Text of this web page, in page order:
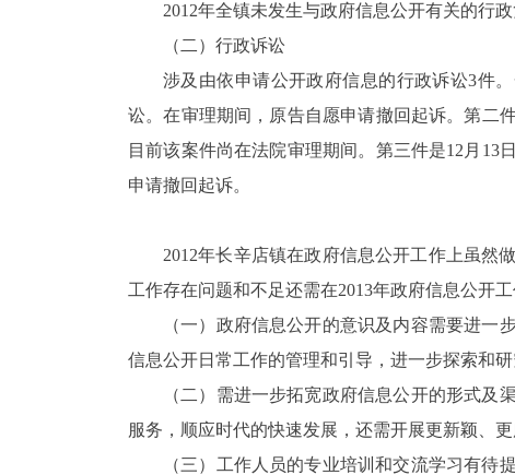
2012年全镇未发生与政府信息公开有关的行政
（二）行政诉讼
涉及由依申请公开政府信息的行政诉讼3件
讼。在审理期间，原告自愿申请撤回起诉。第二
目前该案件尚在法院审理期间。第三件是12 月 13
申请撤回起诉。
2012年长辛店镇在政府信息公开工作上虽然
工作存在问题和不足还需在2013年政府信息公开
（一）政府信息公开的意识及内容需要进
信息公开日常工作的管理和引导，进一步探索和
（二）需进一步拓宽政府信息公开的形式
服务，顺应时代的快速发展，还需开展更新颖、
（三）工作人员的专业培训和交流学习有